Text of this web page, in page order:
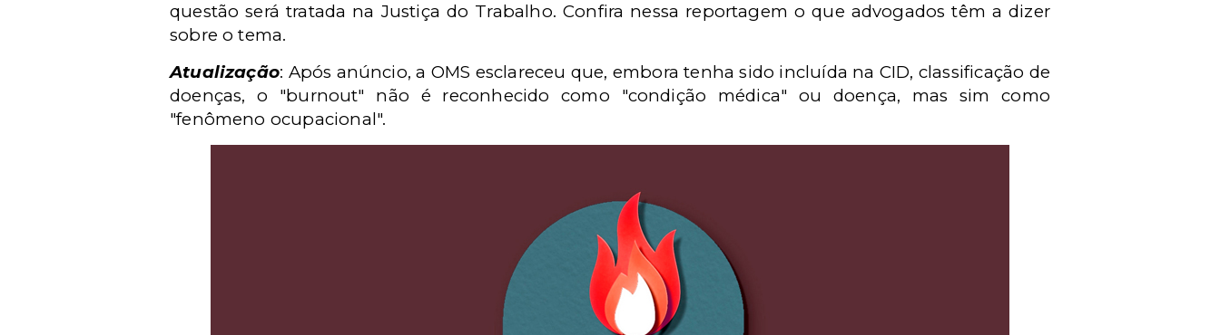
questão será tratada na Justiça do Trabalho. Confira nessa reportagem o que advogados têm a dizer
sobre o tema.
Atualização: Após anúncio, a OMS esclareceu que, embora tenha sido incluída na CID, classificação de
doenças, o "burnout" não é reconhecido como "condição médica" ou doença, mas sim como
"fenômeno ocupacional".